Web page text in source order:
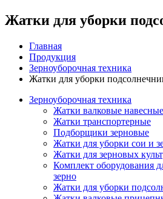
Жатки для уборки
Главная
Продукция
Зерноуборочная техника
Жатки для уборки
Зерноуборочная техника
Жатки валковые навесные
Жатки транспортерные
Подборщики зерновые
Жатки для уборки сои и
Жатки для зерновых
Комплект оборудования
зерно
Жатки для уборки